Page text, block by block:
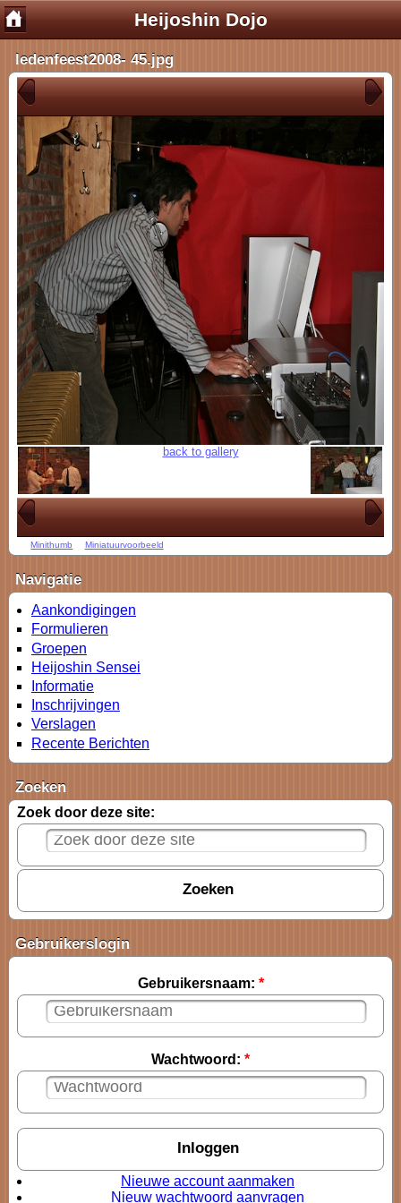
Heijoshin Dojo
ledenfeest2008- 45.jpg
back to gallery
Minithumb Miniatuurvoorbeeld
Navigatie
Aankondigingen
Formulieren
Groepen
Heijoshin Sensei
Informatie
Inschrijvingen
Verslagen
Recente Berichten
Zoeken
Zoek door deze site:
Gebruikerslogin
Gebruikersnaam: *
Wachtwoord: *
Nieuwe account aanmaken
Nieuw wachtwoord aanvragen